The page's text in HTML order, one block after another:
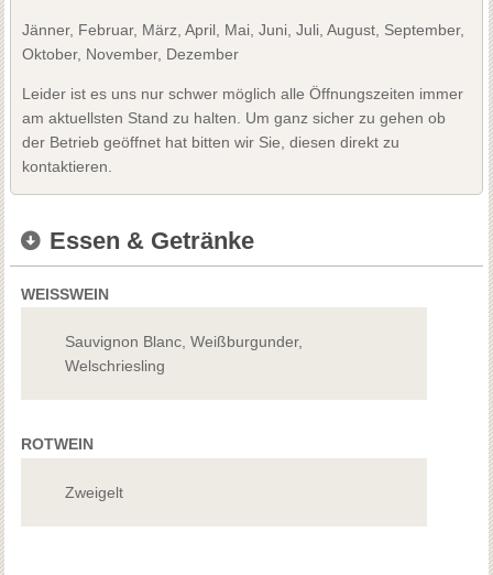
Jänner, Februar, März, April, Mai, Juni, Juli, August, September,
Oktober, November, Dezember
Leider ist es uns nur schwer möglich alle Öffnungszeiten immer
am aktuellsten Stand zu halten. Um ganz sicher zu gehen ob
der Betrieb geöffnet hat bitten wir Sie, diesen direkt zu
kontaktieren.
Essen & Getränke
WEISSWEIN
Sauvignon Blanc, Weißburgunder,
Welschriesling
ROTWEIN
Zweigelt